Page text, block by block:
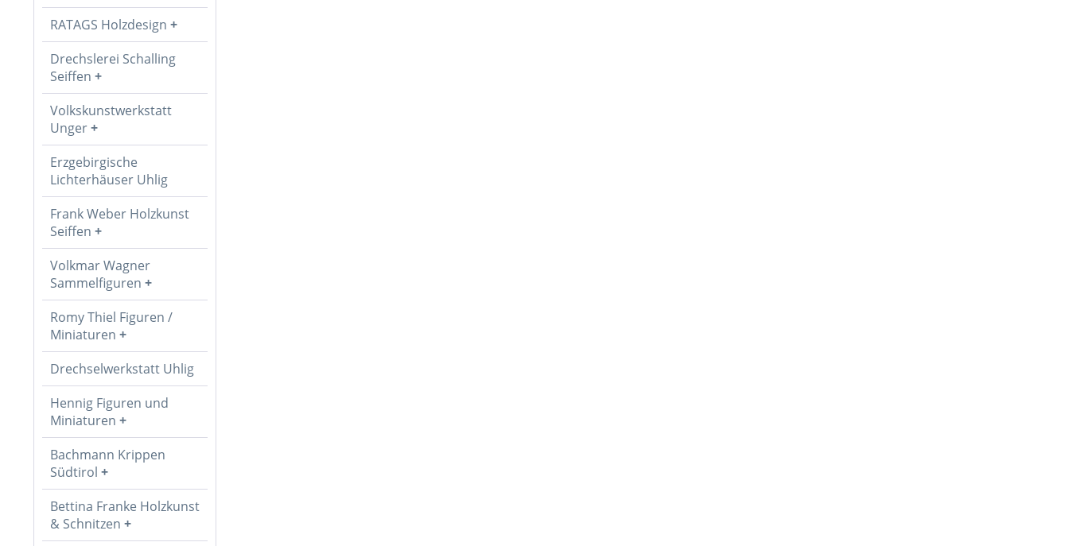
RATAGS Holzdesign
Drechslerei Schalling
Seiffen
Volkskunstwerkstatt
Unger
Erzgebirgische
Lichterhäuser Uhlig
Frank Weber Holzkunst
Seiffen
Volkmar Wagner
Sammelfiguren
Romy Thiel Figuren /
Miniaturen
Drechselwerkstatt Uhlig
Hennig Figuren und
Miniaturen
Bachmann Krippen
Südtirol
Bettina Franke Holzkunst
& Schnitzen